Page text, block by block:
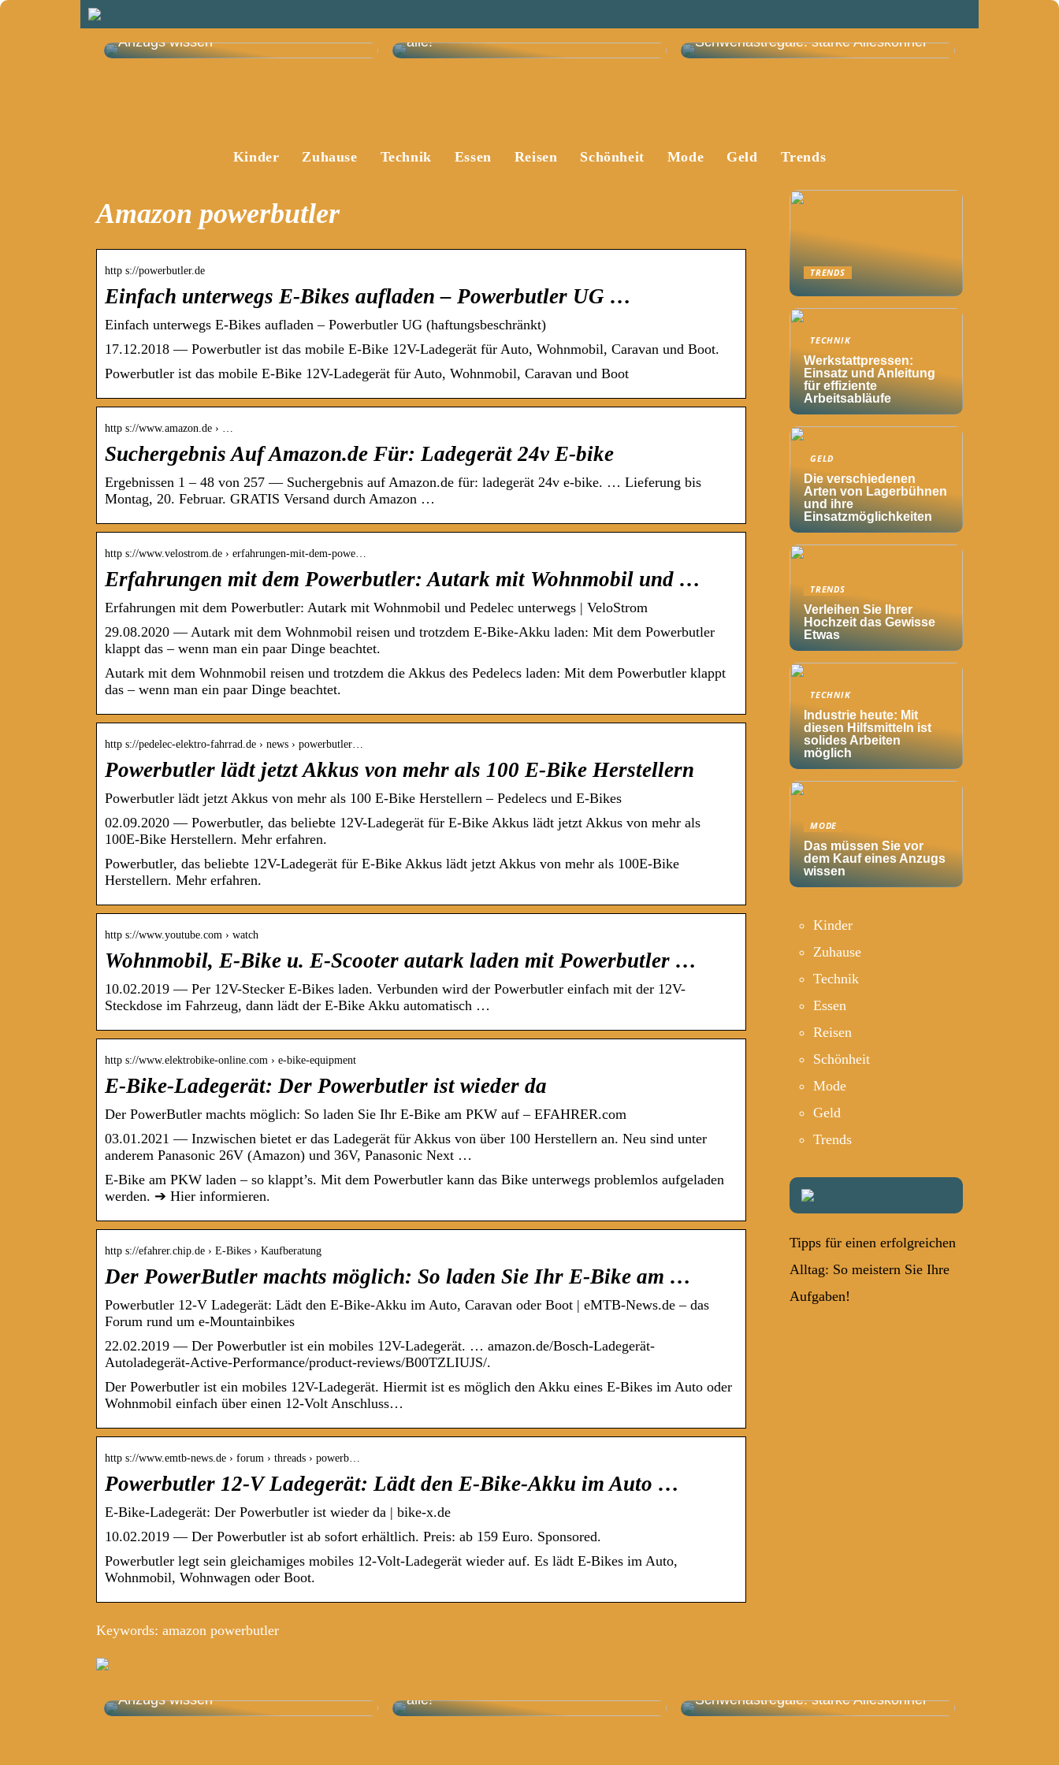
Das müssen Sie vor dem Kauf eines
Anzugs wissen
Skandi-Trend: Diese Sofas wollen jetzt
alle!
Schwerlastregale: starke Alleskönner
Kinder Zuhause Technik Essen Reisen Schönheit Mode Geld Trends
Amazon powerbutler
http s://powerbutler.de
Einfach unterwegs E-Bikes aufladen – Powerbutler UG …
Einfach unterwegs E-Bikes aufladen – Powerbutler UG (haftungsbeschränkt)
17.12.2018 — Powerbutler ist das mobile E-Bike 12V-Ladegerät für Auto, Wohnmobil, Caravan und Boot.
Powerbutler ist das mobile E-Bike 12V-Ladegerät für Auto, Wohnmobil, Caravan und Boot
http s://www.amazon.de › …
Suchergebnis Auf Amazon.de Für: Ladegerät 24v E-bike
Ergebnissen 1 – 48 von 257 — Suchergebnis auf Amazon.de für: ladegerät 24v e-bike. … Lieferung bis
Montag, 20. Februar. GRATIS Versand durch Amazon …
http s://www.velostrom.de › erfahrungen-mit-dem-powe…
Erfahrungen mit dem Powerbutler: Autark mit Wohnmobil und …
Erfahrungen mit dem Powerbutler: Autark mit Wohnmobil und Pedelec unterwegs | VeloStrom
29.08.2020 — Autark mit dem Wohnmobil reisen und trotzdem E-Bike-Akku laden: Mit dem Powerbutler
klappt das – wenn man ein paar Dinge beachtet.
Autark mit dem Wohnmobil reisen und trotzdem die Akkus des Pedelecs laden: Mit dem Powerbutler klappt
das – wenn man ein paar Dinge beachtet.
http s://pedelec-elektro-fahrrad.de › news › powerbutler…
Powerbutler lädt jetzt Akkus von mehr als 100 E-Bike Herstellern
Powerbutler lädt jetzt Akkus von mehr als 100 E-Bike Herstellern – Pedelecs und E-Bikes
02.09.2020 — Powerbutler, das beliebte 12V-Ladegerät für E-Bike Akkus lädt jetzt Akkus von mehr als
100E-Bike Herstellern. Mehr erfahren.
Powerbutler, das beliebte 12V-Ladegerät für E-Bike Akkus lädt jetzt Akkus von mehr als 100E-Bike
Herstellern. Mehr erfahren.
http s://www.youtube.com › watch
Wohnmobil, E-Bike u. E-Scooter autark laden mit Powerbutler …
10.02.2019 — Per 12V-Stecker E-Bikes laden. Verbunden wird der Powerbutler einfach mit der 12V-
Steckdose im Fahrzeug, dann lädt der E-Bike Akku automatisch …
http s://www.elektrobike-online.com › e-bike-equipment
E-Bike-Ladegerät: Der Powerbutler ist wieder da
Der PowerButler machts möglich: So laden Sie Ihr E-Bike am PKW auf – EFAHRER.com
03.01.2021 — Inzwischen bietet er das Ladegerät für Akkus von über 100 Herstellern an. Neu sind unter
anderem Panasonic 26V (Amazon) und 36V, Panasonic Next …
E-Bike am PKW laden – so klappt’s. Mit dem Powerbutler kann das Bike unterwegs problemlos aufgeladen
werden. ➔ Hier informieren.
http s://efahrer.chip.de › E-Bikes › Kaufberatung
Der PowerButler machts möglich: So laden Sie Ihr E-Bike am …
Powerbutler 12-V Ladegerät: Lädt den E-Bike-Akku im Auto, Caravan oder Boot | eMTB-News.de – das
Forum rund um e-Mountainbikes
22.02.2019 — Der Powerbutler ist ein mobiles 12V-Ladegerät. … amazon.de/Bosch-Ladegerät-
Autoladegerät-Active-Performance/product-reviews/B00TZLIUJS/.
Der Powerbutler ist ein mobiles 12V-Ladegerät. Hiermit ist es möglich den Akku eines E-Bikes im Auto oder
Wohnmobil einfach über einen 12-Volt Anschluss…
http s://www.emtb-news.de › forum › threads › powerb…
Powerbutler 12-V Ladegerät: Lädt den E-Bike-Akku im Auto …
E-Bike-Ladegerät: Der Powerbutler ist wieder da | bike-x.de
10.02.2019 — Der Powerbutler ist ab sofort erhältlich. Preis: ab 159 Euro. Sponsored.
Powerbutler legt sein gleichamiges mobiles 12-Volt-Ladegerät wieder auf. Es lädt E-Bikes im Auto,
Wohnmobil, Wohnwagen oder Boot.
Keywords: amazon powerbutler
TRENDS
TECHNIK
Werkstattpressen:
Einsatz und Anleitung
für effiziente
Arbeitsabläufe
GELD
Die verschiedenen
Arten von Lagerbühnen
und ihre
Einsatzmöglichkeiten
TRENDS
Verleihen Sie Ihrer
Hochzeit das Gewisse
Etwas
TECHNIK
Industrie heute: Mit
diesen Hilfsmitteln ist
solides Arbeiten
möglich
MODE
Das müssen Sie vor
dem Kauf eines Anzugs
wissen
Kinder
Zuhause
Technik
Essen
Reisen
Schönheit
Mode
Geld
Trends
Tipps für einen erfolgreichen
Alltag: So meistern Sie Ihre
Aufgaben!
Anzugs wissen
alle!
Schwerlastregale: starke Alleskönner